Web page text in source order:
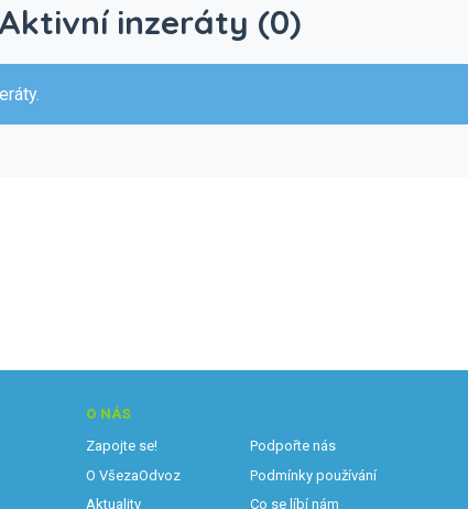
Aktivní inzeráty (0)
O NÁS
Zapojte se!
O VšezaOdvoz
Aktuality
Podpořte nás
Podmínky používání
Co se líbí nám